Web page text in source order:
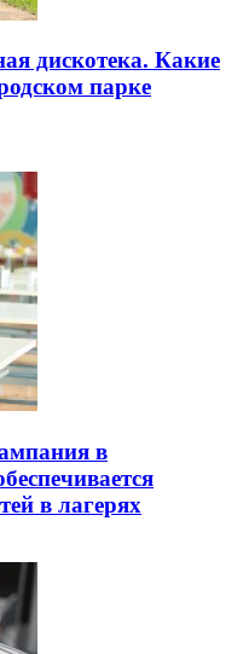
дискотека. Какие
парке
в
в лагерях